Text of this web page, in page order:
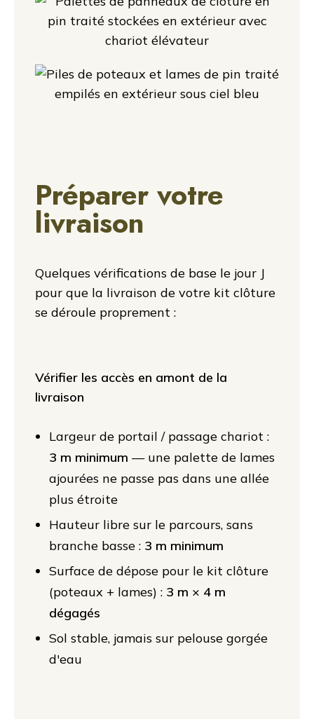
Préparer votre
livraison
Quelques vérifications de base le jour J
pour que la livraison de votre kit clôture
se déroule proprement :
Vérifier les accès en amont de la
livraison
Largeur de portail / passage chariot :
3 m minimum — une palette de lames
ajourées ne passe pas dans une allée
plus étroite
Hauteur libre sur le parcours, sans
branche basse : 3 m minimum
Surface de dépose pour le kit clôture
(poteaux + lames) : 3 m × 4 m
dégagés
Sol stable, jamais sur pelouse gorgée
d'eau